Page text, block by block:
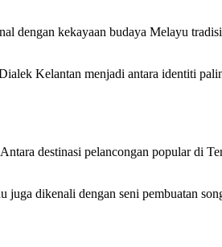
dengan kekayaan budaya Melayu
Kelantan menjadi antara identiti
destinasi pelancongan popular di
dikenali dengan seni pembuatan